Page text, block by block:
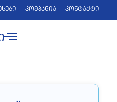
კომპანია კონტაქტი